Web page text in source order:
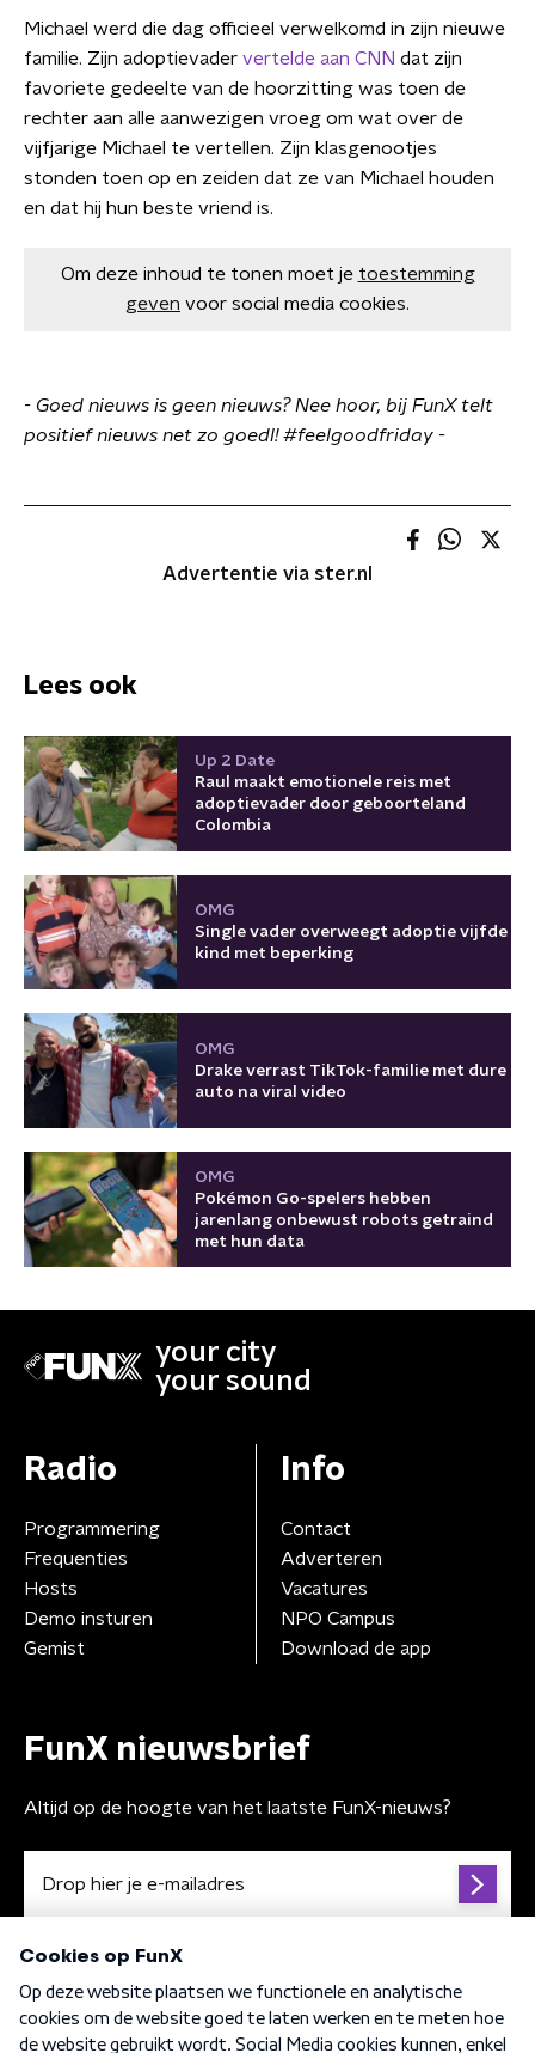
Michael werd die dag officieel verwelkomd in zijn nieuwe
familie. Zijn adoptievader vertelde aan CNN dat zijn
favoriete gedeelte van de hoorzitting was toen de
rechter aan alle aanwezigen vroeg om wat over de
vijfjarige Michael te vertellen. Zijn klasgenootjes
stonden toen op en zeiden dat ze van Michael houden
en dat hij hun beste vriend is.
Om deze inhoud te tonen moet je toestemming
geven voor social media cookies.
- Goed nieuws is geen nieuws? Nee hoor, bij FunX telt
positief nieuws net zo goedl! #feelgoodfriday -
Advertentie via ster.nl
Lees ook
Up 2 Date
Raul maakt emotionele reis met
adoptievader door geboorteland
Colombia
OMG
Single vader overweegt adoptie vijfde
kind met beperking
OMG
Drake verrast TikTok-familie met dure
auto na viral video
OMG
Pokémon Go-spelers hebben
jarenlang onbewust robots getraind
met hun data
your city
your sound
Radio
Programmering
Frequenties
Hosts
Demo insturen
Gemist
Info
Contact
Adverteren
Vacatures
NPO Campus
Download de app
FunX nieuwsbrief
Altijd op de hoogte van het laatste FunX-nieuws?